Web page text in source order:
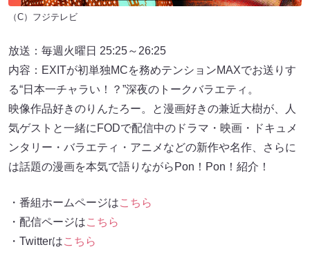
（C）フジテレビ
放送：毎週火曜日 25:25～26:25
内容：EXITが初単独MCを務めテンションMAXでお送りす
る“日本一チャラい！？”深夜のトークバラエティ。
映像作品好きのりんたろー。と漫画好きの兼近大樹が、人
気ゲストと一緒にFODで配信中のドラマ・映画・ドキュメ
ンタリー・バラエティ・アニメなどの新作や名作、さらに
は話題の漫画を本気で語りながらPon！Pon！紹介！
・番組ホームページはこちら
・配信ページはこちら
・Twitterはこちら